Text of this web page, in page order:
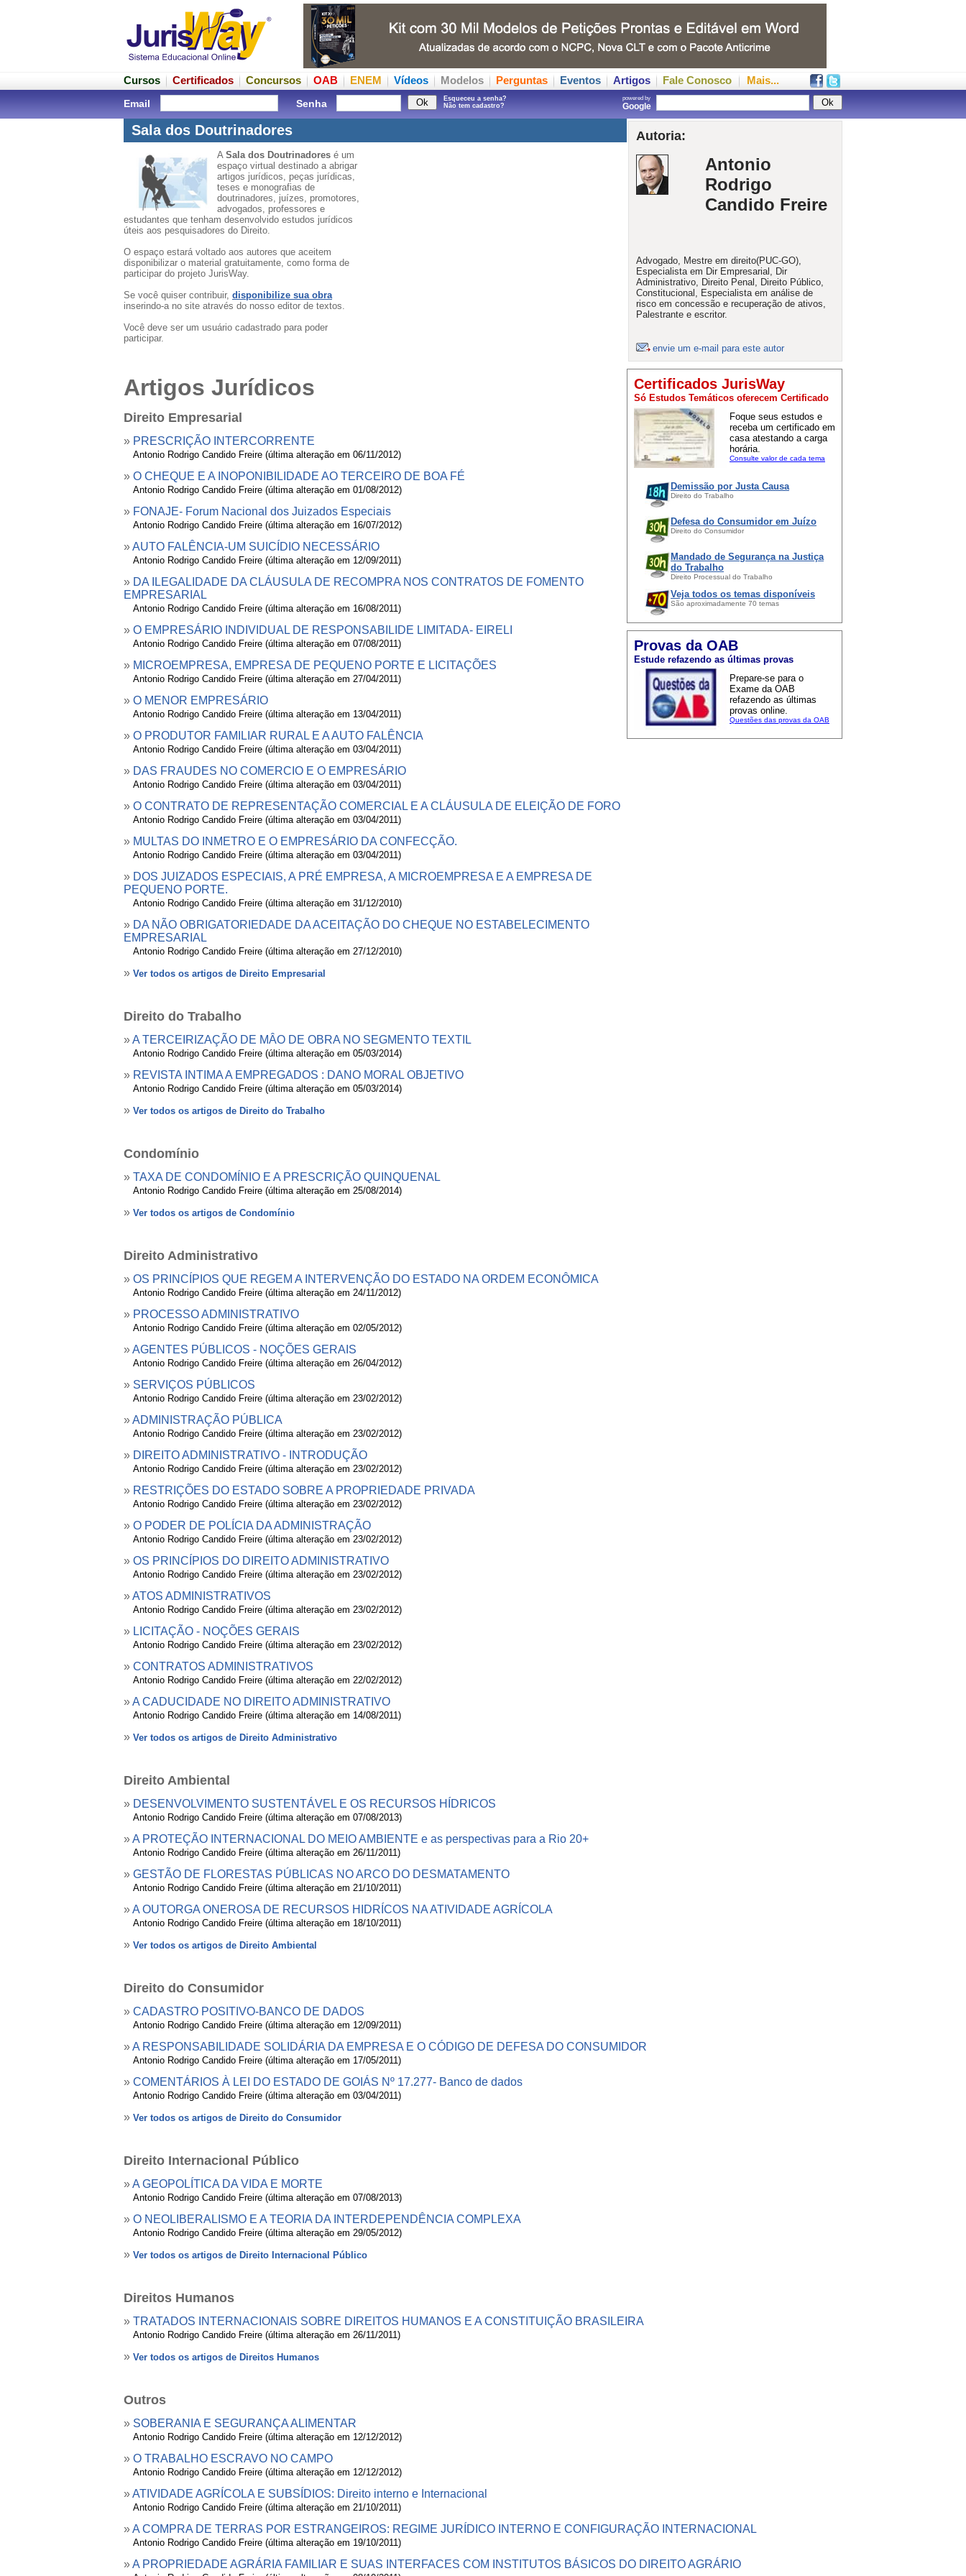
Cursos Certificados Concursos OAB ENEM Vídeos Modelos Perguntas Eventos Artigos Fale Conosco Mais...
Email Senha
Esqueceu a senha?
Não tem cadastro?
powered by
Google
Sala dos Doutrinadores Autoria:
Antonio
Rodrigo
Candido Freire
Advogado, Mestre em direito(PUC-GO),
Especialista em Dir Empresarial, Dir
Administrativo, Direito Penal, Direito Público,
Constitucional, Especialista em análise de
risco em concessão e recuperação de ativos,
Palestrante e escritor.
envie um e-mail para este autor
Certificados JurisWay
Só Estudos Temáticos oferecem Certificado
Foque seus estudos e
receba um certificado em
casa atestando a carga
horária.
Consulte valor de cada tema
Demissão por Justa Causa
Direito do Trabalho
Defesa do Consumidor em Juízo
Direito do Consumidor
Mandado de Segurança na Justiça
do Trabalho
Direito Processual do Trabalho
Veja todos os temas disponíveis
São aproximadamente 70 temas
Provas da OAB
Estude refazendo as últimas provas
Prepare-se para o
Exame da OAB
refazendo as últimas
provas online.
Questões das provas da OAB
A Sala dos Doutrinadores é um
espaço virtual destinado a abrigar
artigos jurídicos, peças jurídicas,
teses e monografias de
doutrinadores, juízes, promotores,
advogados, professores e
estudantes que tenham desenvolvido estudos jurídicos
úteis aos pesquisadores do Direito.
O espaço estará voltado aos autores que aceitem
disponibilizar o material gratuitamente, como forma de
participar do projeto JurisWay.
Se você quiser contribuir, disponibilize sua obra
inserindo-a no site através do nosso editor de textos.
Você deve ser um usuário cadastrado para poder
participar.
Artigos Jurídicos
Direito Empresarial
» PRESCRIÇÃO INTERCORRENTE
Antonio Rodrigo Candido Freire (última alteração em 06/11/2012)
» O CHEQUE E A INOPONIBILIDADE AO TERCEIRO DE BOA FÉ
Antonio Rodrigo Candido Freire (última alteração em 01/08/2012)
» FONAJE- Forum Nacional dos Juizados Especiais
Antonio Rodrigo Candido Freire (última alteração em 16/07/2012)
»AUTO FALÊNCIA-UM SUICÍDIO NECESSÁRIO
Antonio Rodrigo Candido Freire (última alteração em 12/09/2011)
» DA ILEGALIDADE DA CLÁUSULA DE RECOMPRA NOS CONTRATOS DE FOMENTO
EMPRESARIAL
Antonio Rodrigo Candido Freire (última alteração em 16/08/2011)
» O EMPRESÁRIO INDIVIDUAL DE RESPONSABILIDE LIMITADA- EIRELI
Antonio Rodrigo Candido Freire (última alteração em 07/08/2011)
» MICROEMPRESA, EMPRESA DE PEQUENO PORTE E LICITAÇÕES
Antonio Rodrigo Candido Freire (última alteração em 27/04/2011)
» O MENOR EMPRESÁRIO
Antonio Rodrigo Candido Freire (última alteração em 13/04/2011)
» O PRODUTOR FAMILIAR RURAL E A AUTO FALÊNCIA
Antonio Rodrigo Candido Freire (última alteração em 03/04/2011)
» DAS FRAUDES NO COMERCIO E O EMPRESÁRIO
Antonio Rodrigo Candido Freire (última alteração em 03/04/2011)
» O CONTRATO DE REPRESENTAÇÃO COMERCIAL E A CLÁUSULA DE ELEIÇÃO DE FORO
Antonio Rodrigo Candido Freire (última alteração em 03/04/2011)
» MULTAS DO INMETRO E O EMPRESÁRIO DA CONFECÇÃO.
Antonio Rodrigo Candido Freire (última alteração em 03/04/2011)
» DOS JUIZADOS ESPECIAIS, A PRÉ EMPRESA, A MICROEMPRESA E A EMPRESA DE
PEQUENO PORTE.
Antonio Rodrigo Candido Freire (última alteração em 31/12/2010)
» DA NÃO OBRIGATORIEDADE DA ACEITAÇÃO DO CHEQUE NO ESTABELECIMENTO
EMPRESARIAL
Antonio Rodrigo Candido Freire (última alteração em 27/12/2010)
» Ver todos os artigos de Direito Empresarial
Direito do Trabalho
»A TERCEIRIZAÇÃO DE MÂO DE OBRA NO SEGMENTO TEXTIL
Antonio Rodrigo Candido Freire (última alteração em 05/03/2014)
» REVISTA INTIMA A EMPREGADOS : DANO MORAL OBJETIVO
Antonio Rodrigo Candido Freire (última alteração em 05/03/2014)
» Ver todos os artigos de Direito do Trabalho
Condomínio
» TAXA DE CONDOMÍNIO E A PRESCRIÇÃO QUINQUENAL
Antonio Rodrigo Candido Freire (última alteração em 25/08/2014)
» Ver todos os artigos de Condomínio
Direito Administrativo
» OS PRINCÍPIOS QUE REGEM A INTERVENÇÃO DO ESTADO NA ORDEM ECONÔMICA
Antonio Rodrigo Candido Freire (última alteração em 24/11/2012)
» PROCESSO ADMINISTRATIVO
Antonio Rodrigo Candido Freire (última alteração em 02/05/2012)
»AGENTES PÚBLICOS - NOÇÕES GERAIS
Antonio Rodrigo Candido Freire (última alteração em 26/04/2012)
» SERVIÇOS PÚBLICOS
Antonio Rodrigo Candido Freire (última alteração em 23/02/2012)
»ADMINISTRAÇÃO PÚBLICA
Antonio Rodrigo Candido Freire (última alteração em 23/02/2012)
» DIREITO ADMINISTRATIVO - INTRODUÇÃO
Antonio Rodrigo Candido Freire (última alteração em 23/02/2012)
» RESTRIÇÕES DO ESTADO SOBRE A PROPRIEDADE PRIVADA
Antonio Rodrigo Candido Freire (última alteração em 23/02/2012)
» O PODER DE POLÍCIA DA ADMINISTRAÇÃO
Antonio Rodrigo Candido Freire (última alteração em 23/02/2012)
» OS PRINCÍPIOS DO DIREITO ADMINISTRATIVO
Antonio Rodrigo Candido Freire (última alteração em 23/02/2012)
»ATOS ADMINISTRATIVOS
Antonio Rodrigo Candido Freire (última alteração em 23/02/2012)
» LICITAÇÃO - NOÇÕES GERAIS
Antonio Rodrigo Candido Freire (última alteração em 23/02/2012)
» CONTRATOS ADMINISTRATIVOS
Antonio Rodrigo Candido Freire (última alteração em 22/02/2012)
»A CADUCIDADE NO DIREITO ADMINISTRATIVO
Antonio Rodrigo Candido Freire (última alteração em 14/08/2011)
» Ver todos os artigos de Direito Administrativo
Direito Ambiental
» DESENVOLVIMENTO SUSTENTÁVEL E OS RECURSOS HÍDRICOS
Antonio Rodrigo Candido Freire (última alteração em 07/08/2013)
»A PROTEÇÃO INTERNACIONAL DO MEIO AMBIENTE e as perspectivas para a Rio 20+
Antonio Rodrigo Candido Freire (última alteração em 26/11/2011)
» GESTÃO DE FLORESTAS PÚBLICAS NO ARCO DO DESMATAMENTO
Antonio Rodrigo Candido Freire (última alteração em 21/10/2011)
»A OUTORGA ONEROSA DE RECURSOS HIDRÍCOS NA ATIVIDADE AGRÍCOLA
Antonio Rodrigo Candido Freire (última alteração em 18/10/2011)
» Ver todos os artigos de Direito Ambiental
Direito do Consumidor
» CADASTRO POSITIVO-BANCO DE DADOS
Antonio Rodrigo Candido Freire (última alteração em 12/09/2011)
»A RESPONSABILIDADE SOLIDÁRIA DA EMPRESA E O CÓDIGO DE DEFESA DO CONSUMIDOR
Antonio Rodrigo Candido Freire (última alteração em 17/05/2011)
» COMENTÁRIOS À LEI DO ESTADO DE GOIÁS Nº 17.277- Banco de dados
Antonio Rodrigo Candido Freire (última alteração em 03/04/2011)
» Ver todos os artigos de Direito do Consumidor
Direito Internacional Público
»A GEOPOLÍTICA DA VIDA E MORTE
Antonio Rodrigo Candido Freire (última alteração em 07/08/2013)
» O NEOLIBERALISMO E A TEORIA DA INTERDEPENDÊNCIA COMPLEXA
Antonio Rodrigo Candido Freire (última alteração em 29/05/2012)
» Ver todos os artigos de Direito Internacional Público
Direitos Humanos
» TRATADOS INTERNACIONAIS SOBRE DIREITOS HUMANOS E A CONSTITUIÇÃO BRASILEIRA
Antonio Rodrigo Candido Freire (última alteração em 26/11/2011)
» Ver todos os artigos de Direitos Humanos
Outros
» SOBERANIA E SEGURANÇA ALIMENTAR
Antonio Rodrigo Candido Freire (última alteração em 12/12/2012)
» O TRABALHO ESCRAVO NO CAMPO
Antonio Rodrigo Candido Freire (última alteração em 12/12/2012)
»ATIVIDADE AGRÍCOLA E SUBSÍDIOS: Direito interno e Internacional
Antonio Rodrigo Candido Freire (última alteração em 21/10/2011)
»A COMPRA DE TERRAS POR ESTRANGEIROS: REGIME JURÍDICO INTERNO E CONFIGURAÇÃO INTERNACIONAL
Antonio Rodrigo Candido Freire (última alteração em 19/10/2011)
»A PROPRIEDADE AGRÁRIA FAMILIAR E SUAS INTERFACES COM INSTITUTOS BÁSICOS DO DIREITO AGRÁRIO